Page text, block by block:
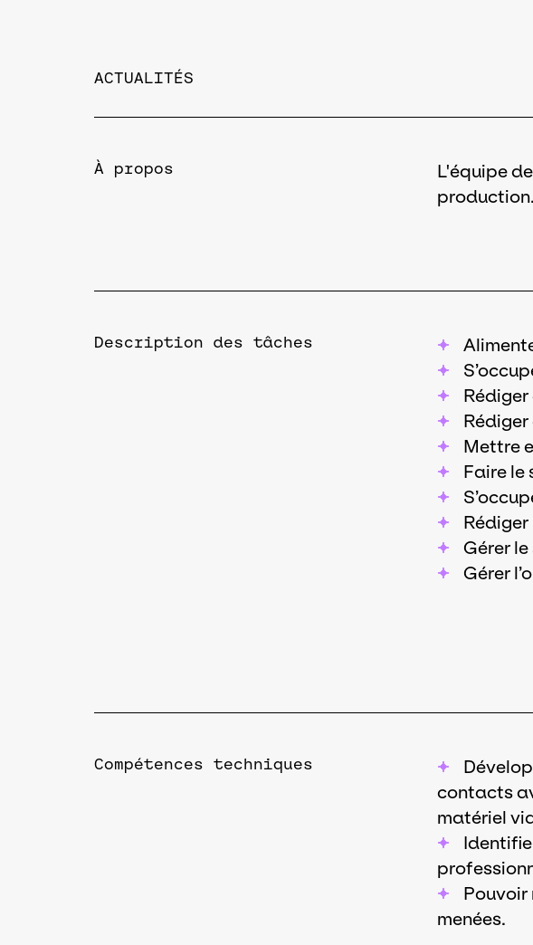
ACTUALITÉS
À propos
L'équipe
production.
Description des tâches
Mettre
Faire le
Gérer
Gérer
Compétences techniques
contacts
matériel
menées.